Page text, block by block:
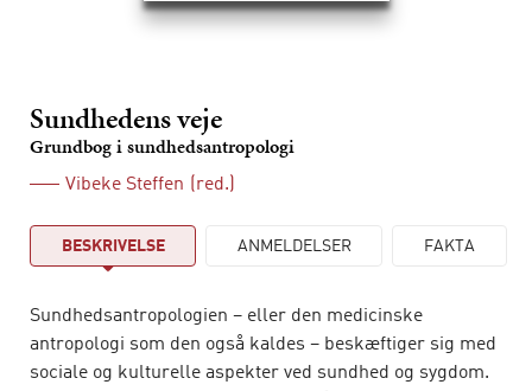
Sundhedens veje
Grundbog i sundhedsantropologi
Vibeke Steffen (red.)
BESKRIVELSE ANMELDELSER FAKTA
Sundhedsantropologien – eller den medicinske
antropologi som den også kaldes – beskæftiger sig med
sociale og kulturelle aspekter ved sundhed og sygdom.